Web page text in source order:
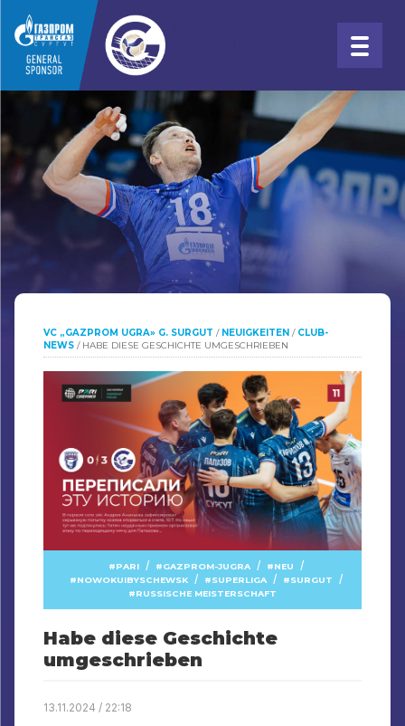
VC „GAZPROM UGRA» G. SURGUT / NEUIGKEITEN / CLUB-
NEWS / HABE DIESE GESCHICHTE UMGESCHRIEBEN
PARI / GAZPROM-JUGRA / NEU /
NOWOKUIBYSCHEWSK / SUPERLIGA / SURGUT /
RUSSISCHE MEISTERSCHAFT
Habe diese Geschichte
umgeschrieben
13.11.2024 / 22:18